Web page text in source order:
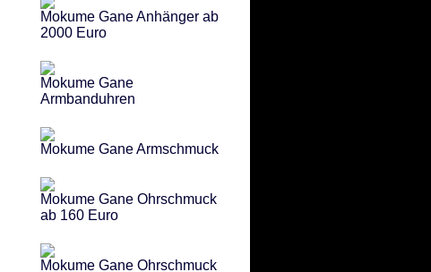
Mokume Gane Anhänger ab
2000 Euro
Mokume Gane
Armbanduhren
Mokume Gane Armschmuck
Mokume Gane Ohrschmuck
ab 160 Euro
Mokume Gane Ohrschmuck